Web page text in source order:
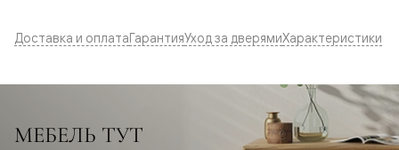
Доставка и оплатаГарантияУход за дверямиХарактеристики
МЕБЕЛЬ ТУТ